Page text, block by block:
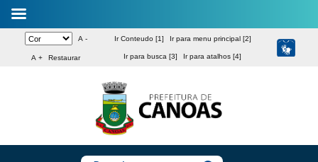
A -
A + Restaurar
Ir Conteudo [1] Ir para menu principal [2]
Ir para busca [3] Ir para atalhos [4]